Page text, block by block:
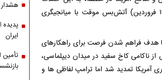
پاسخ داد اما واشنگتن و تهران در ۸ آوریل (۱۹ فروردین) آتش‌بس موقت با میانجیگری
شکننده ابتدا در ۱۹ فروردین ۱۴۰۵ با هدف فراهم شدن فرصت برای راهکارهای
ناکامی کاخ سفید در میدان دیپلماسی،
تمدید شد اما ترامپ لفاظی ها و
هشدار
پدیده
ایران